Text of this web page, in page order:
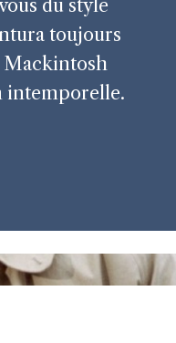
du style
toujours
Mackintosh
intemporelle.